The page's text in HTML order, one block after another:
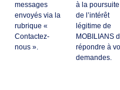
messages
envoyés via la
rubrique «
Contactez-
nous ».
à la poursuite
de l’intérêt
légitime de
MOBILIANS
répondre à
demandes.